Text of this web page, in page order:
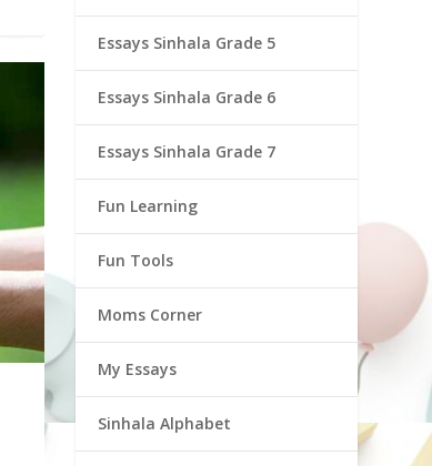
Essays Sinhala Grade 5
Essays Sinhala Grade 6
Essays Sinhala Grade 7
Fun Learning
Fun Tools
Moms Corner
My Essays
Sinhala Alphabet